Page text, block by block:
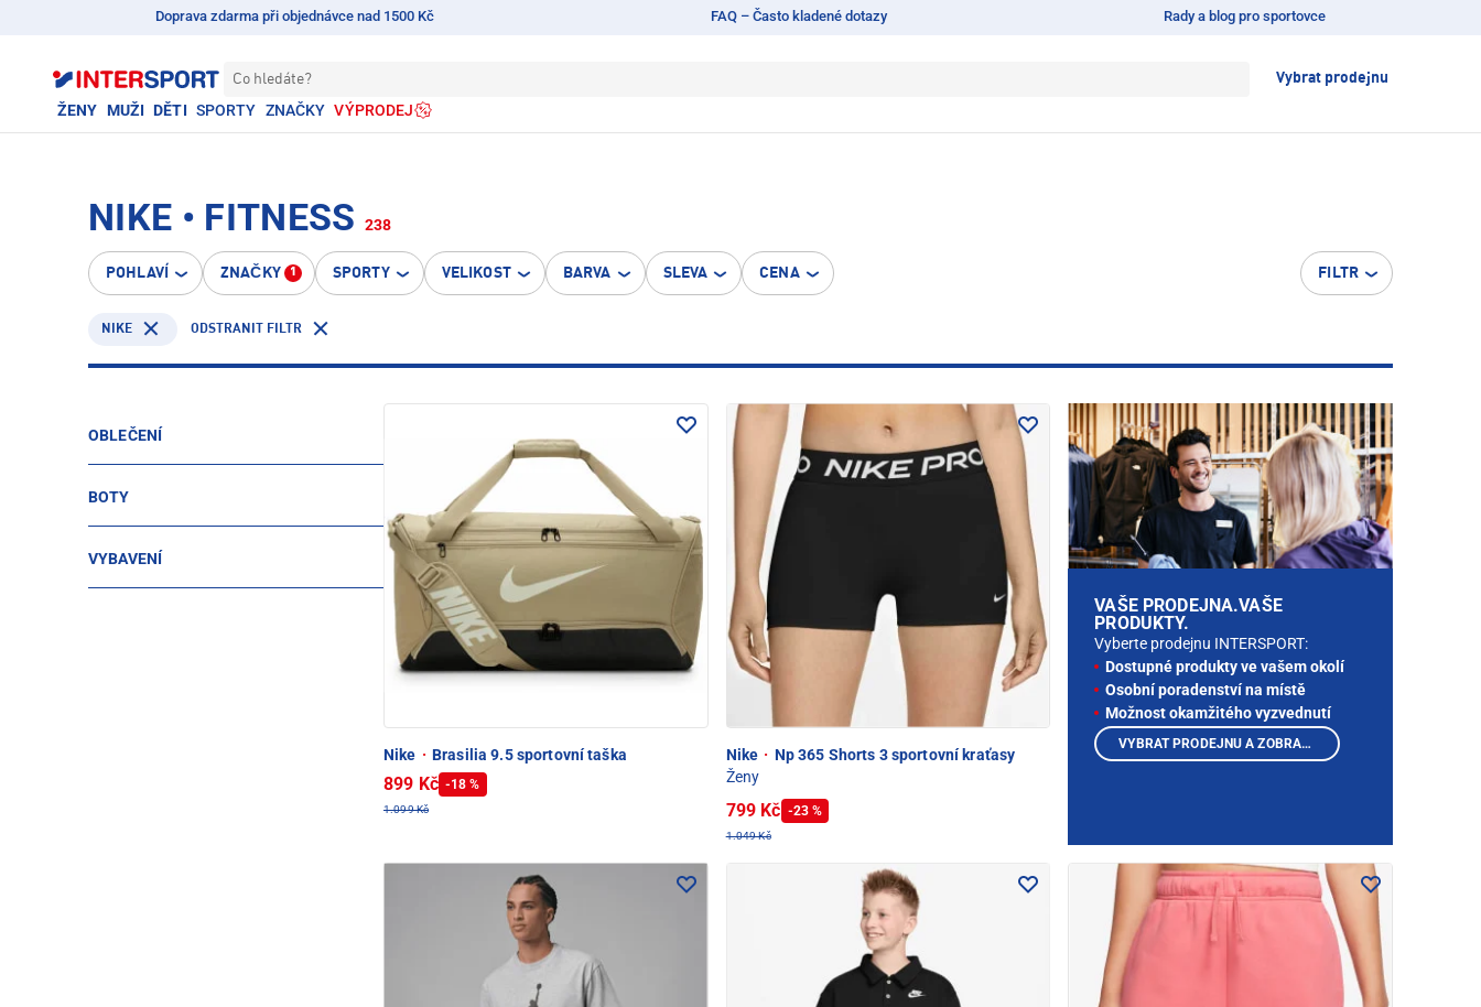
Doprava zdarma při objednávce nad 1500 Kč FAQ – Často kladené dotazy Rady a blog pro sportovce
Co hledáte? Vybrat prodejnu
ŽENY MUŽI DĚTI SPORTY ZNAČKY VÝPRODEJ
NIKE • FITNESS 238
POHLAVÍ ZNAČKY 1 SPORTY VELIKOST BARVA SLEVA CENA FILTR
NIKE ODSTRANIT FILTR
OBLEČENÍ
BOTY
VYBAVENÍ
Nike · Brasilia 9.5 sportovní taška
899 Kč -18 %
1.099 Kč
Nike · Np 365 Shorts 3 sportovní kraťasy
Ženy
799 Kč -23 %
1.049 Kč
VAŠE PRODEJNA.VAŠE
PRODUKTY.
Vyberte prodejnu INTERSPORT:
Dostupné produkty ve vašem okolí
Osobní poradenství na místě
Možnost okamžitého vyzvednutí
VYBRAT PRODEJNU A ZOBRAZIT PRODUKTY